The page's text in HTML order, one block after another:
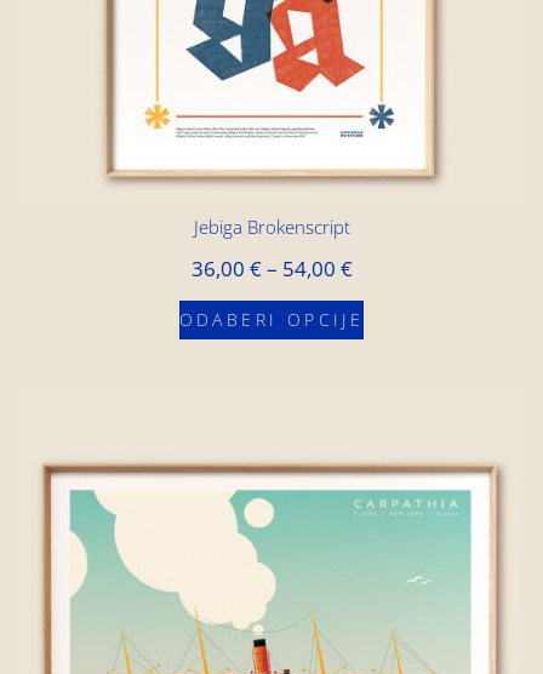
Jebiga Brokenscript
36,00 €– 54,00 €
ODABERI OPCIJE